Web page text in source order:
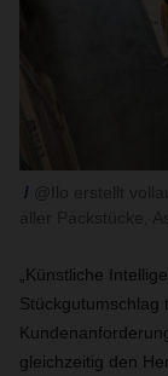
„Künstliche
Stückgutumschlag
gleichzeitig den